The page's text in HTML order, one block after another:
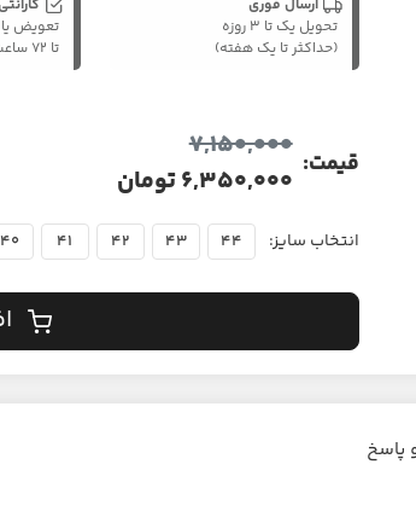
ارسال فوری
تحویل یک تا ۳ روزه
(حداکثر تا یک هفته)
تعویض یا
تا ۷۲ ساعت پس از تحویل
قیمت: 7,150,000
6,350,000 تومان
انتخاب سایز: 44
43
42
41
40